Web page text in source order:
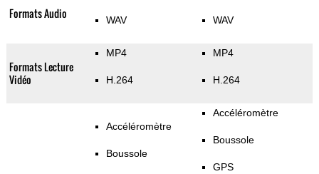
Formats Audio WAV WAV
Formats Lecture
Vidéo
MP4
H.264
MP4
H.264
Accéléromètre
Boussole
Accéléromètre
Boussole
GPS